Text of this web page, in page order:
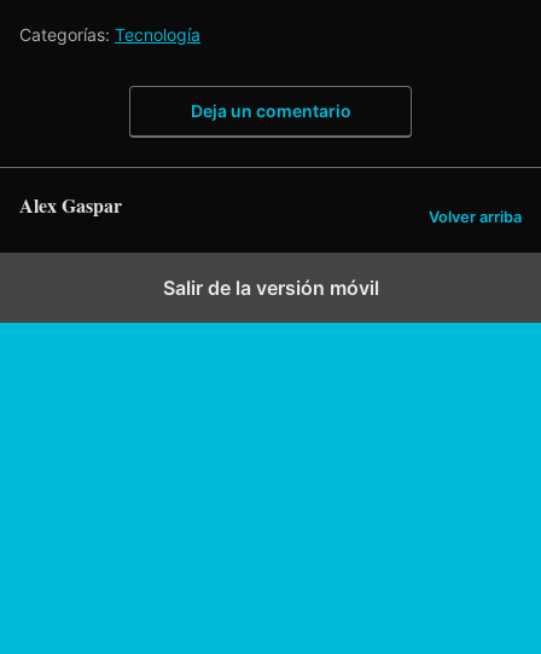
Categorías: Tecnología
Deja un comentario
Alex Gaspar Volver arriba
Salir de la versión móvil